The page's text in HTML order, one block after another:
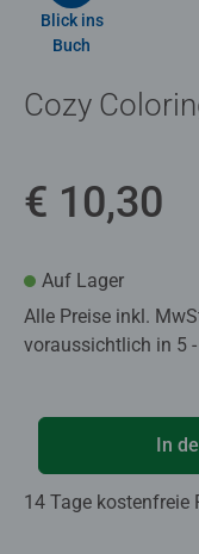
Blick ins
Buch
Cozy
€ 10,30
Auf Lager
Alle Preise inkl.
voraussichtlich in 5
In
14 Tage kostenfreie